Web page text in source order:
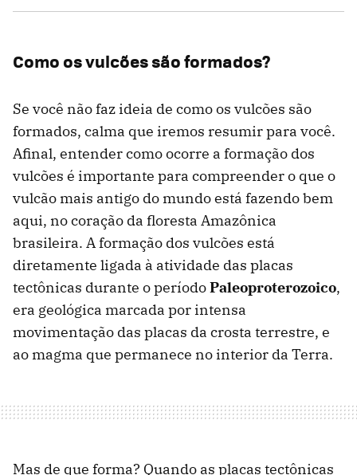
Como os vulcões são formados?
Se você não faz ideia de como os vulcões são
formados, calma que iremos resumir para você.
Afinal, entender como ocorre a formação dos
vulcões é importante para compreender o que o
vulcão mais antigo do mundo está fazendo bem
aqui, no coração da floresta Amazônica
brasileira. A formação dos vulcões está
diretamente ligada à atividade das placas
tectônicas durante o períodoPaleoproterozoico,
era geológica marcada por intensa
movimentação das placas da crosta terrestre, e
ao magma que permanece no interior da Terra.
Mas de que forma? Quando as placas tectônicas